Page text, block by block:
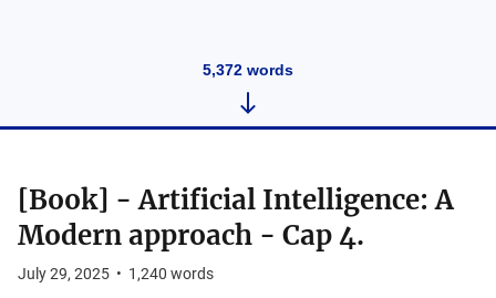
5,372words
[Book] - Artificial Intelligence: A
Modern approach - Cap 4.
July 29, 2025 • 1,240 words